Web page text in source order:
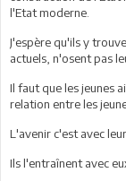
l'Etat moderne.
J'espère qu'ils y
actuels, n'osent pas
Il faut que les jeunes
relation entre les
L'avenir c'est avec
Ils l'entraînent avec